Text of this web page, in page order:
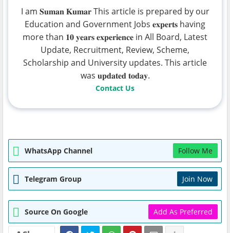
I am 𝐒𝐮𝐦𝐚𝐧 𝐊𝐮𝐦𝐚𝐫 This article is prepared by our
Education and Government Jobs 𝐞𝐱𝐩𝐞𝐫𝐭𝐬 having
more than 𝟏𝟎 𝐲𝐞𝐚𝐫𝐬 𝐞𝐱𝐩𝐞𝐫𝐢𝐞𝐧𝐜𝐞 in All Board, Latest
Update, Recruitment, Review, Scheme,
Scholarship and University updates. This article
was 𝐮𝐩𝐝𝐚𝐭𝐞𝐝 𝐭𝐨𝐝𝐚𝐲.
Contact Us
WhatsApp Channel Follow Me
Telegram Group Join Now
Source On Google Add As Preferred